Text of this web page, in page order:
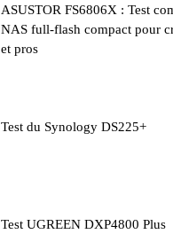
ASUSTOR FS6806X : Test
NAS full-flash compact pour
et pros
Test du Synology DS225+
Test UGREEN DXP4800 Plus